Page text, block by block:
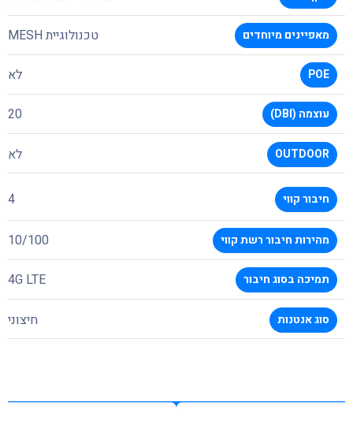
מאפיינים מיוחדים טכנולוגיית MESH
POE לא
עוצמה (DBI) 20
OUTDOOR לא
חיבור קווי 4
מהירות חיבור רשת קווי 10/100
תמיכה בסוג חיבור 4G LTE
סוג אנטנות חיצוני